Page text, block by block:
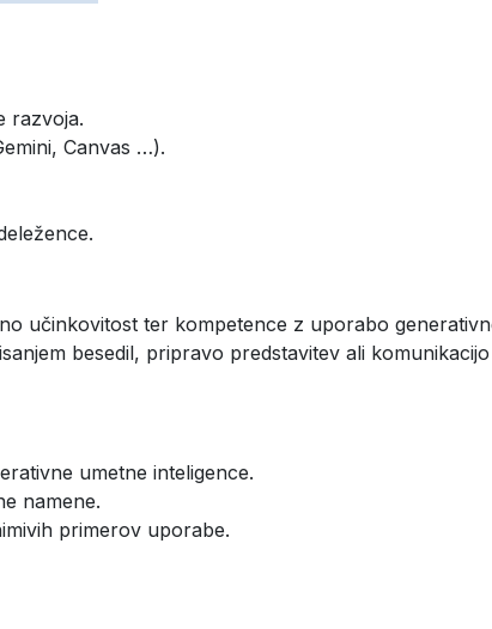
razvoja.
Canvas …).
učinkovitost ter kompetence z uporabo
besedil, pripravo predstavitev ali
umetne inteligence.
namene.
primerov uporabe.